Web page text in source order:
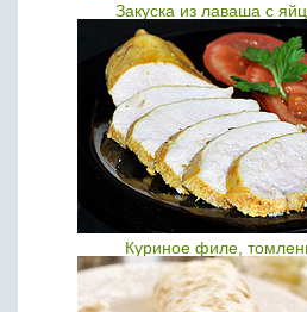
Закуска из лаваша с
Куриное филе,